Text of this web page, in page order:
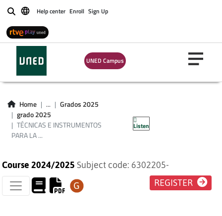
BuscarHelp center Enroll Sign Up
UNED Campus
Home ...
Grados 2025
grado 2025
TÉCNICAS E INSTRUMENTOS
PARA LA ...
Listen
TÉCNICAS E
INSTRUMENTOS
PARA LA RECOGIDA
DE INFORMACIÓN
Course 2024/2025 Subject code: 6302205-
REGISTER